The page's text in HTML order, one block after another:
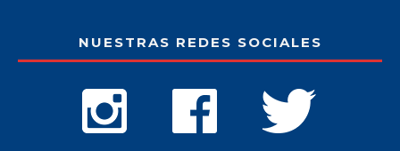
NUESTRAS REDES SOCIALES